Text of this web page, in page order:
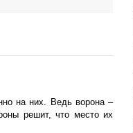
на них. Ведь ворона –
решит, что место их